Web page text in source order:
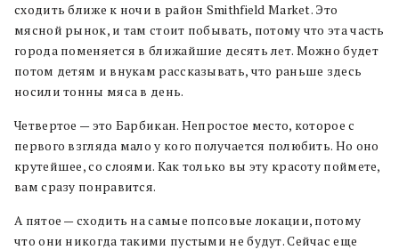
сходить ближе к ночи в район Smithfield Market. Это
мясной рынок, и там стоит побывать, потому что эта часть
города поменяется в ближайшие десять лет. Можно будет
потом детям и внукам рассказывать, что раньше здесь
носили тонны мяса в день.
Четвертое — это Барбикан. Непростое место, которое с
первого взгляда мало у кого получается полюбить. Но оно
крутейшее, со слоями. Как только вы эту красоту поймете,
вам сразу понравится.
А пятое — сходить на самые попсовые локации, потому
что они никогда такими пустыми не будут. Сейчас еще